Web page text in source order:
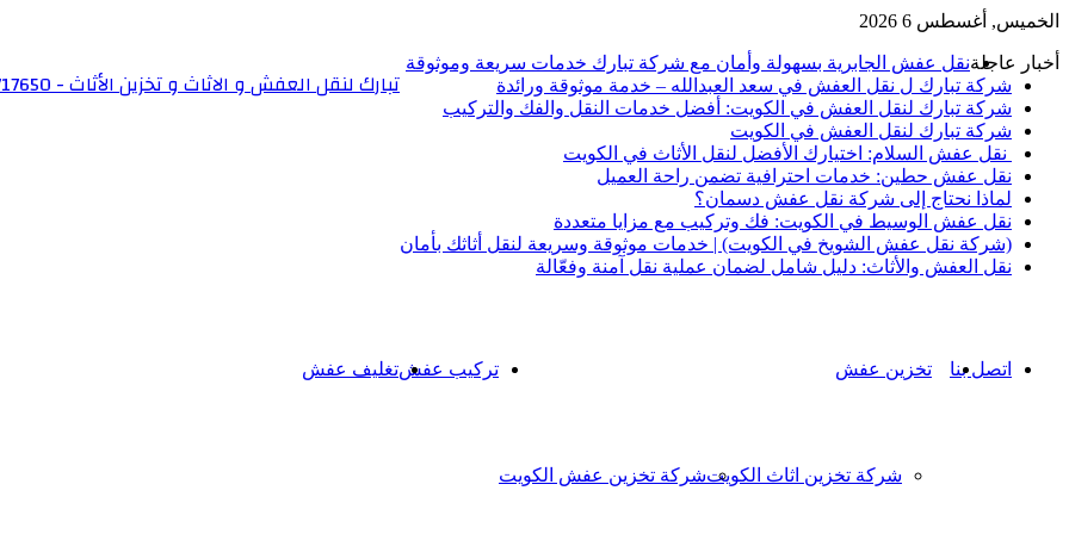
الخميس, أغسطس 6 2026
أخبار عاجلةنقل عفش الجابرية بسهولة وأمان مع شركة تبارك خدمات سريعة وموثوقة
شركة تبارك ل نقل العفش في سعد العبدالله – خدمة موثوقة ورائدة
شركة تبارك لنقل العفش في الكويت: أفضل خدمات النقل والفك والتركيب
شركة تبارك لنقل العفش في الكويت
نقل عفش السلام: اختيارك الأفضل لنقل الأثاث في الكويت
نقل عفش حطين: خدمات احترافية تضمن راحة العميل
لماذا نحتاج إلى شركة نقل عفش دسمان؟
نقل عفش الوسيط في الكويت: فك وتركيب مع مزايا متعددة
(شركة نقل عفش الشويخ في الكويت) | خدمات موثوقة وسريعة لنقل أثاثك بأمان
نقل العفش والأثاث: دليل شامل لضمان عملية نقل آمنة وفعّالة
تبارك لنقل العفش و الاثاث و تخزين الأثاث - 6566717650
اتصل بنا تخزين عفش
شركة تخزين اثاث الكويتشركة تخزين عفش الكويت
تركيب عفشتغليف عفش